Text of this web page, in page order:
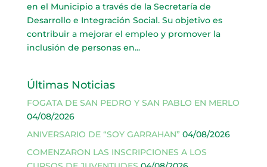
en el Municipio a través de la Secretaría de
Desarrollo e Integración Social. Su objetivo es
contribuir a mejorar el empleo y promover la
inclusión de personas en...
Últimas Noticias
FOGATA DE SAN PEDRO Y SAN PABLO EN MERLO
04/08/2026
ANIVERSARIO DE “SOY GARRAHAN” 04/08/2026
COMENZARON LAS INSCRIPCIONES A LOS